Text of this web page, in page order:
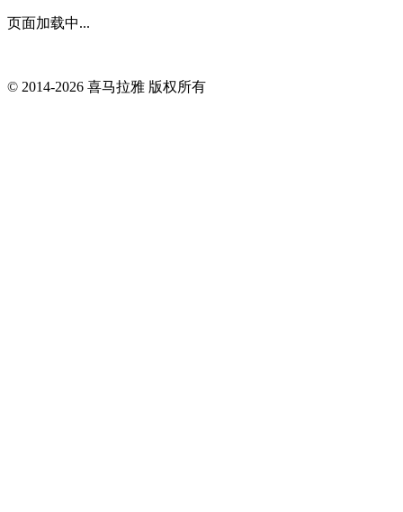
页面加载中...
© 2014-2026 喜马拉雅 版权所有